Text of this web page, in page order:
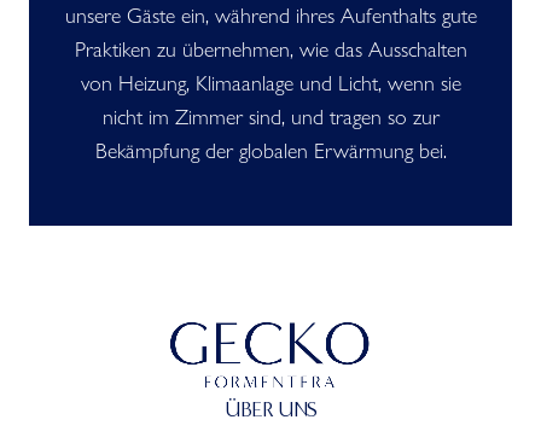
unsere Gäste ein, während ihres Aufenthalts gute
Praktiken zu übernehmen, wie das Ausschalten
von Heizung, Klimaanlage und Licht, wenn sie
nicht im Zimmer sind, und tragen so zur
Bekämpfung der globalen Erwärmung bei.
ÜBER UNS